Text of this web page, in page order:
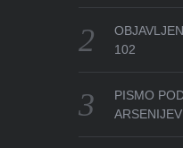
102
PISMO